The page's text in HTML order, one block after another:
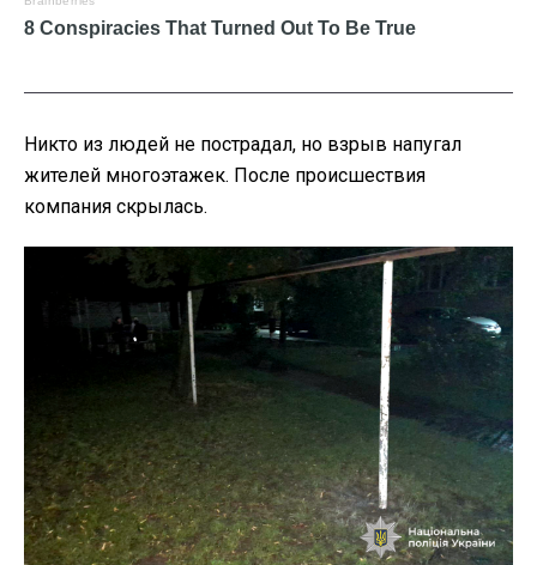
Никто из людей не пострадал, но взрыв напугал
жителей многоэтажек. После происшествия
компания скрылась.